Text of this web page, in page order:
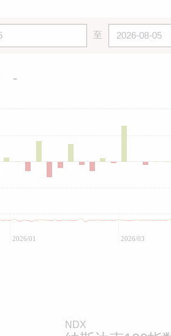
至
-
2026/01 2026/03
NDX